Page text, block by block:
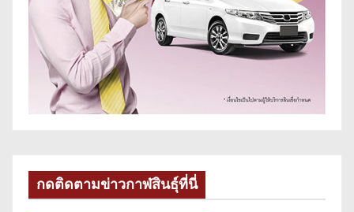
กดติดตามข่าวกาฬสินธุ์ที่นี่